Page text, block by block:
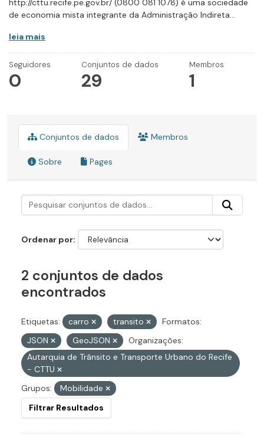
http://cttu.recife.pe.gov.br/ (0800 081 1078) é uma sociedade
de economia mista integrante da Administração Indireta...
leia mais
Seguidores
0
Conjuntos de dados
29
Membros
1
Conjuntos de dados Membros
Sobre Pages
Ordenar por
2 conjuntos de dados
encontrados
Etiquetas: carro transito
Formatos:
JSON
GeoJSON
Organizações:
Autarquia de Trânsito e Transporte Urbano do Recife
- CTTU
Grupos:
Mobilidade
Filtrar Resultados